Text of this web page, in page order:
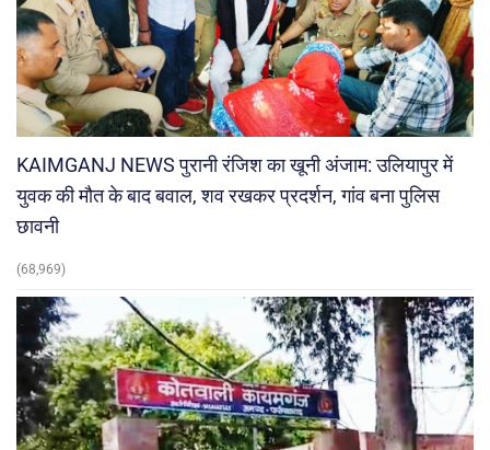
KAIMGANJ NEWS पुरानी रंजिश का खूनी अंजाम: उलियापुर में
युवक की मौत के बाद बवाल, शव रखकर प्रदर्शन, गांव बना पुलिस
छावनी
(68,969)